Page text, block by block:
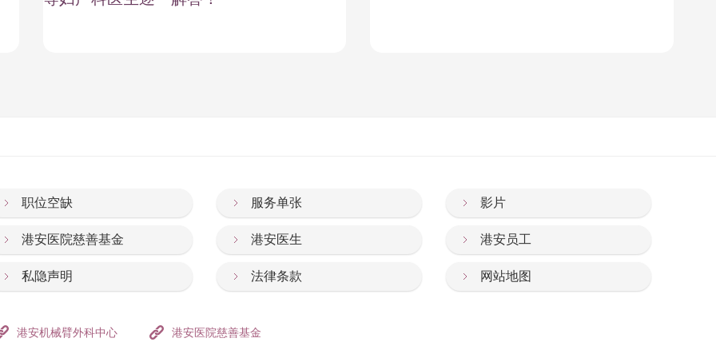
职位空缺 服务单张 影片
港安医院慈善基金 港安医生 港安员工
私隐声明 法律条款 网站地图
港安机械臂外科中心 港安医院慈善基金